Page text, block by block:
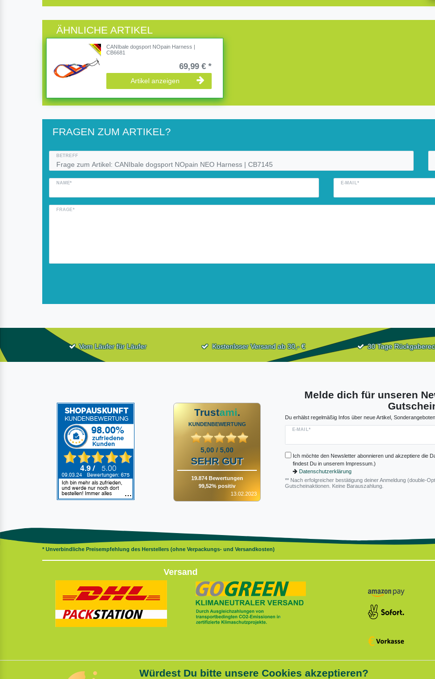
ÄHNLICHE ARTIKEL
CANIbale dogsport NOpain Harness |
CB6681
69,99 € *
Artikel anzeigen
FRAGEN ZUM ARTIKEL?
BETREFF
NAME* E-MAIL*
FRAGE*
Vom Läufer für Läufer Kostenloser Versand ab 30,- € 30 Tage
Trustami.
KUNDENBEWERTUNG
5,00 / 5,00
SEHR GUT
19.874 Bewertungen
99,52% positiv
13.02.2023
Melde dich für unseren
Du erhälst regelmäßig Infos über neue Artikel,
E-MAIL*
Ich möchte den Newsletter abonnieren und akzeptiere die
findest Du in unserem Impressum.)
Datenschutzerklärung
** Nach erfolgreicher bestätigung deiner Anmeldung (double-
Gutscheinaktionen. Keine Barauszahlung.
* Unverbindliche Preisempfehlung des Herstellers (ohne Verpackungs- und Versandkosten)
Versand
Würdest Du bitte unsere Cookies akzeptieren?